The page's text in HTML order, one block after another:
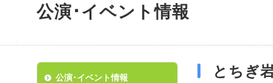
公演･イベント情報
とちぎ
公演･イベント情報